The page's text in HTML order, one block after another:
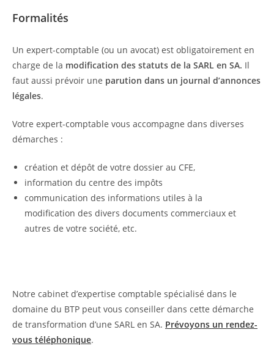
Formalités
Un expert-comptable (ou un avocat) est obligatoirement en
charge de la modification des statuts de la SARL en SA. Il
faut aussi prévoir une parution dans un journal d’annonces
légales.
Votre expert-comptable vous accompagne dans diverses
démarches :
création et dépôt de votre dossier au CFE,
information du centre des impôts
communication des informations utiles à la
modification des divers documents commerciaux et
autres de votre société, etc.
Notre cabinet d’expertise comptable spécialisé dans le
domaine du BTP peut vous conseiller dans cette démarche
de transformation d’une SARL en SA. Prévoyons un rendez-
vous téléphonique.